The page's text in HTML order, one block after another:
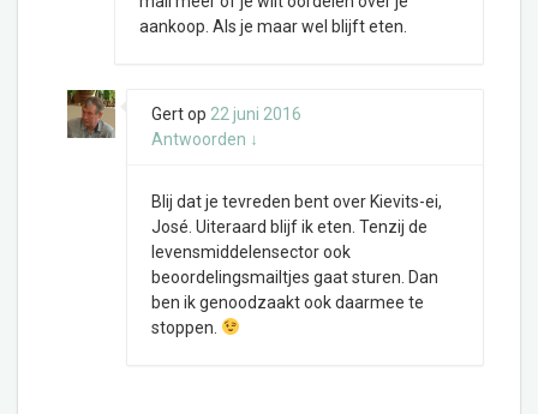
aankoop. Als je maar wel blijft eten.
Gertop 22 juni 2016
Antwoorden ↓
Blij dat je tevreden bent over Kievits-ei,
José. Uiteraard blijf ik eten. Tenzij de
levensmiddelensector ook
beoordelingsmailtjes gaat sturen. Dan
ben ik genoodzaakt ook daarmee te
stoppen.